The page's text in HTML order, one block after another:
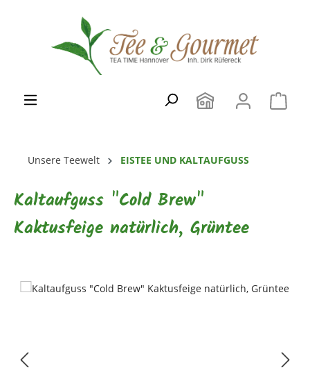
Zum Hauptinhalt springen
Unsere Teewelt EISTEE UND KALTAUFGUSS
Kaltaufguss "Cold Brew"
Kaktusfeige natürlich, Grüntee
Bildergalerie überspringen